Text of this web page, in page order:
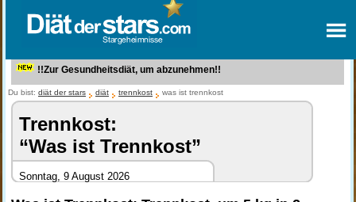
!!Zur Gesundheitsdiät, um abzunehmen!!
Du bist: diät der stars diät trennkost was ist trennkost
Trennkost:
“Was ist Trennkost”
Sonntag, 9 August 2026